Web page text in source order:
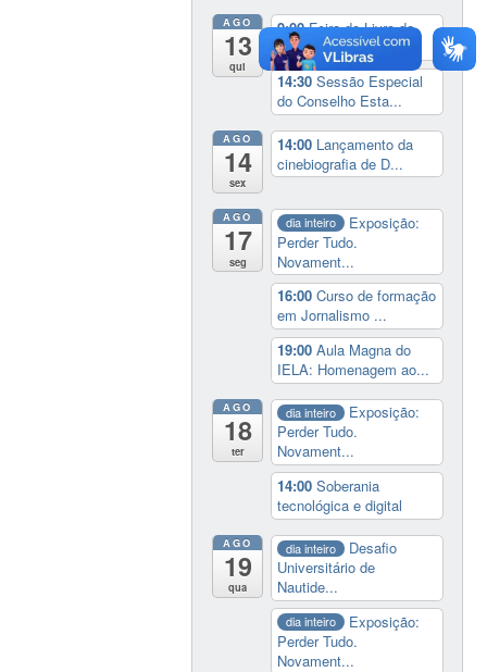
AGO
13
qui
9:00Feira do Livro da
UFSC
14:30Sessão Especial
do Conselho Esta...
AGO
14
sex
14:00 Lançamento da
cinebiografia de D...
AGO
17
seg
dia inteiro
Exposição:
Perder Tudo.
Novament...
16:00Curso de formação
em Jornalismo ...
19:00Aula Magna do
IELA: Homenagem ao...
AGO
18
ter
dia inteiro
Exposição:
Perder Tudo.
Novament...
14:00Soberania
tecnológica e digital
AGO
19
qua
dia inteiro
Desafio
Universitário de
Nautide...
dia inteiro
Exposição:
Perder Tudo.
Novament...